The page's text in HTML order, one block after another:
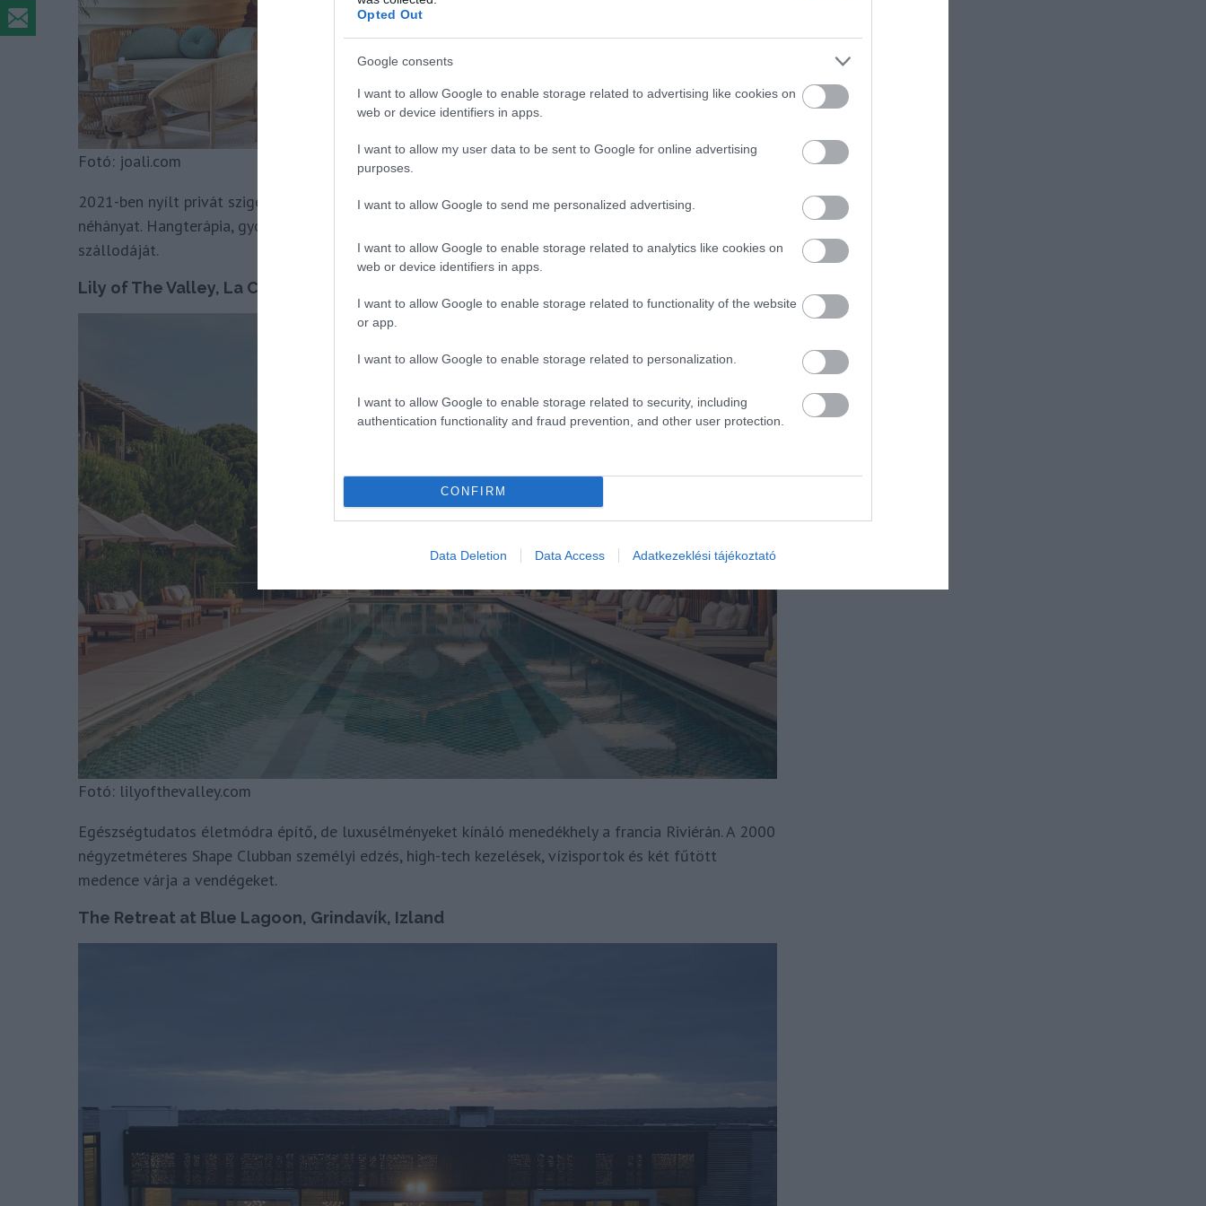
Opted Out
Google consents
I want to allow Google to enable storage related to advertising like cookies on
web or device identifiers in apps.
I want to allow my user data to be sent to Google for online advertising
purposes.
I want to allow Google to send me personalized advertising.
I want to allow Google to enable storage related to analytics like cookies on
web or device identifiers in apps.
I want to allow Google to enable storage related to functionality of the website
or app.
I want to allow Google to enable storage related to personalization.
I want to allow Google to enable storage related to security, including
authentication functionality and fraud prevention, and other user protection.
CONFIRM
Data Deletion Data Access Adatkezeklési tájékoztató
Fotó: joali.com
2021-ben nyílt privát szigetresort, amely a világ legkreatívabb wellness-szolgáltatásai közül kínál
néhányat. Hangterápia, gyógynövénytan és hidroterápia teszi egyedivé Ázsia egyik legizgalmasabb
szállodáját.
Lily of The Valley, La Croix-Valmer, Franciaország
Fotó: lilyofthevalley.com
Egészségtudatos életmódra építő, de luxusélményeket kínáló menedékhely a francia Riviérán. A 2000
négyzetméteres Shape Clubban személyi edzés, high-tech kezelések, vízisportok és két fűtött
medence várja a vendégeket.
The Retreat at Blue Lagoon, Grindavík, Izland